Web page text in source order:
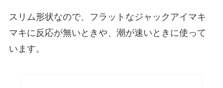
スリム形状なので、フラットなジャックアイマキ
マキに反応が無いときや、潮が速いときに使って
います。